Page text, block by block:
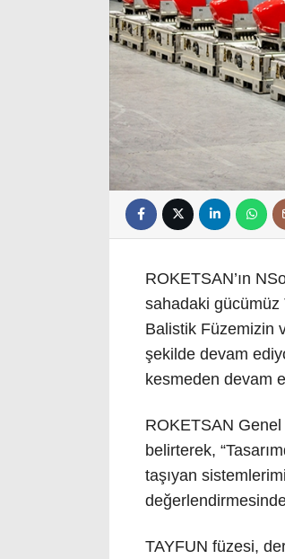
ROKETSAN’ın
sahadaki gücümüz
Balistik Füzemizin
şekilde devam
kesmeden devam
ROKETSAN Genel
belirterek,
taşıyan
TAYFUN füzesi,